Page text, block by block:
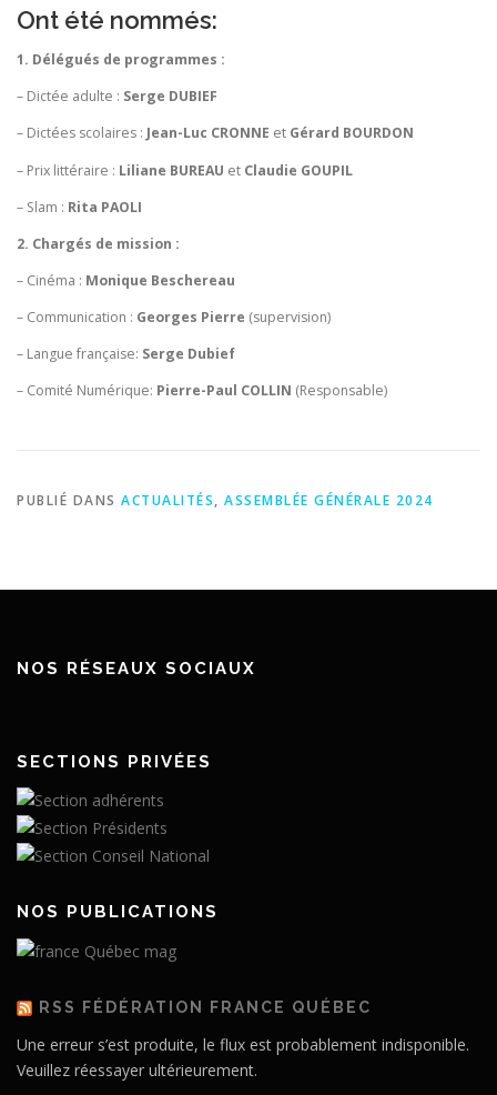
Ont été nommés:
1. Délégués de programmes :
– Dictée adulte : Serge DUBIEF
– Dictées scolaires : Jean-Luc CRONNE et Gérard BOURDON
– Prix littéraire : Liliane BUREAU et Claudie GOUPIL
– Slam : Rita PAOLI
2. Chargés de mission :
– Cinéma : Monique Beschereau
– Communication : Georges Pierre (supervision)
– Langue française: Serge Dubief
– Comité Numérique: Pierre-Paul COLLIN (Responsable)
PUBLIÉ DANS ACTUALITÉS, ASSEMBLÉE GÉNÉRALE 2024
NOS RÉSEAUX SOCIAUX
SECTIONS PRIVÉES
NOS PUBLICATIONS
RSS FÉDÉRATION FRANCE QUÉBEC
Une erreur s’est produite, le flux est probablement indisponible.
Veuillez réessayer ultérieurement.